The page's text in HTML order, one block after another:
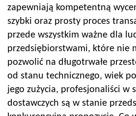
zapewniają kompetentną
szybki oraz prosty proces
przede wszystkim ważne dla
przedsiębiorstwami, które nie
pozwolić na długotrwałe
od stanu technicznego, wiek
jego zużycia, profesjonaliści w
dostawczych są w stanie